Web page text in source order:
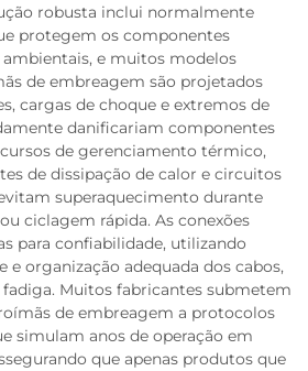
robusta inclui normalmente
protegem os componentes
e muitos modelos
de embreagem são projetados
cargas de choque e extremos de
danificariam componentes
de gerenciamento térmico,
de dissipação de calor e circuitos
superaquecimento durante
ciclagem rápida. As conexões
para confiabilidade, utilizando
e organização adequada dos cabos,
Muitos fabricantes submetem
de embreagem a protocolos
simulam anos de operação em
que apenas produtos que